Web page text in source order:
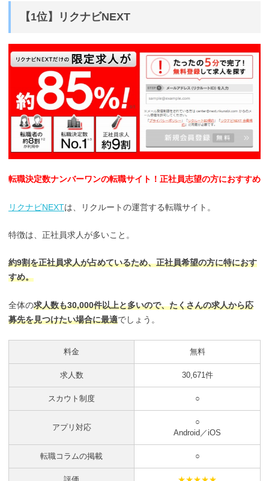
【1位】リクナビNEXT
転職決定数ナンバーワンの転職サイト！正社員志望の方におすすめ
リクナビNEXTは、リクルートの運営する転職サイト。
特徴は、正社員求人が多いこと。
約9割を正社員求人が占めているため、正社員希望の方に特におす
すめ。
全体の求人数も30,000件以上と多いので、たくさんの求人から応
募先を見つけたい場合に最適でしょう。
料金 無料
求人数 30,671件
スカウト制度 ○
アプリ対応
○
Android／iOS
転職コラムの掲載 ○